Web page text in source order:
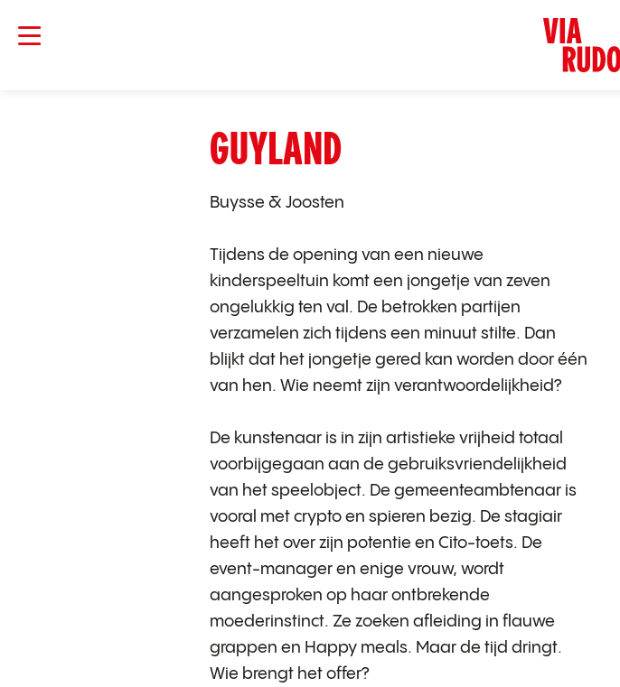
GUYLAND
Buysse & Joosten
Tijdens de opening van een nieuwe
kinderspeeltuin komt een jongetje van zeven
ongelukkig ten val. De betrokken partijen
verzamelen zich tijdens een minuut stilte. Dan
blijkt dat het jongetje gered kan worden door één
van hen. Wie neemt zijn verantwoordelijkheid?
De kunstenaar is in zijn artistieke vrijheid totaal
voorbijgegaan aan de gebruiksvriendelijkheid
van het speelobject. De gemeenteambtenaar is
vooral met crypto en spieren bezig. De stagiair
heeft het over zijn potentie en Cito-toets. De
event-manager en enige vrouw, wordt
aangesproken op haar ontbrekende
moederinstinct. Ze zoeken afleiding in flauwe
grappen en Happy meals. Maar de tijd dringt.
Wie brengt het offer?